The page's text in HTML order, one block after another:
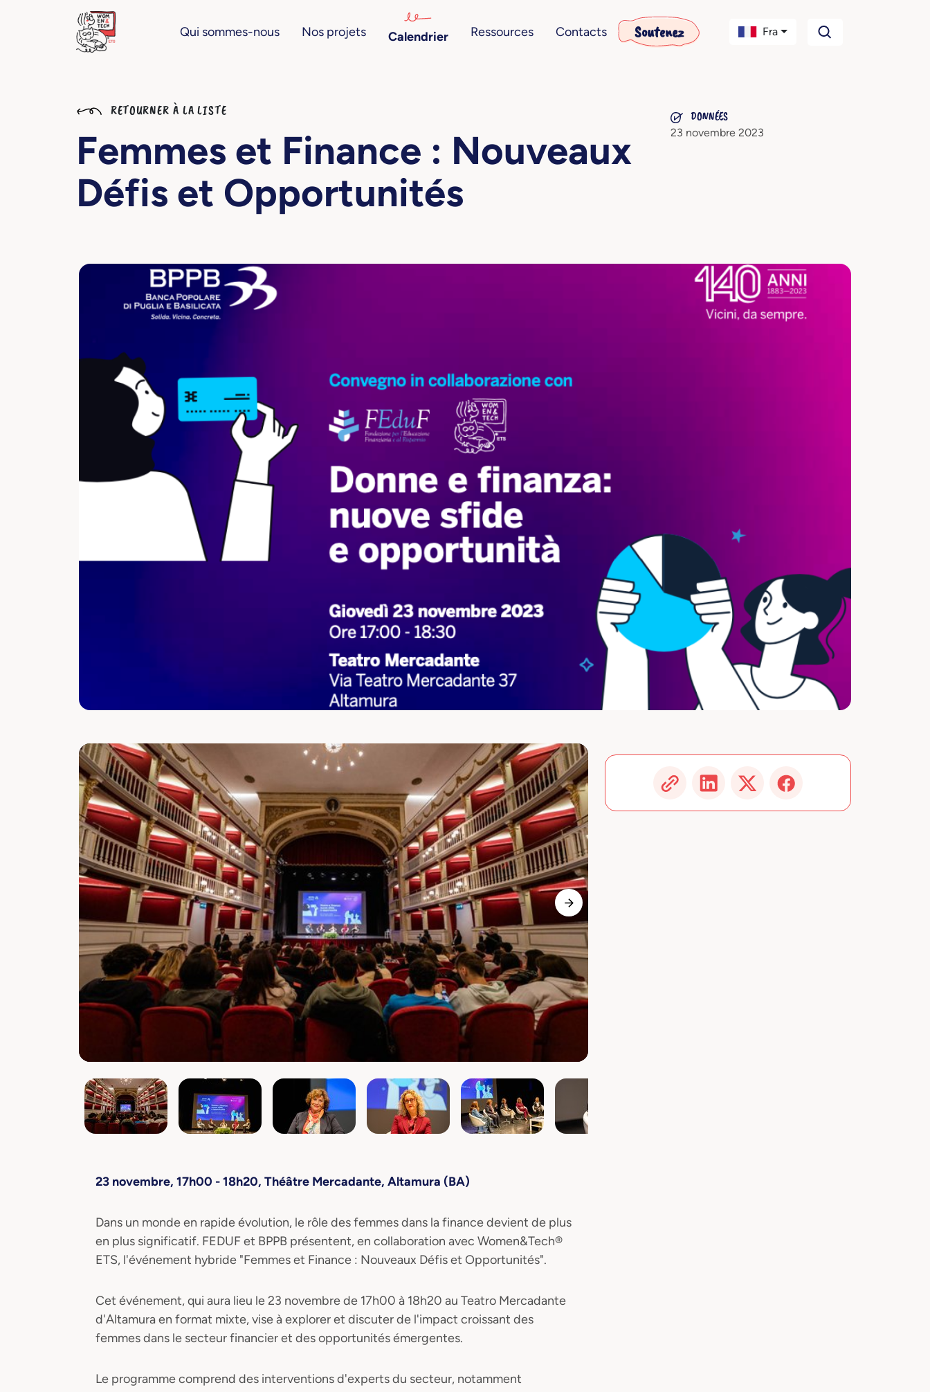
Qui sommes-nous Nos projets Calendrier Ressources Contacts Soutenez Fra
RETOURNER À LA LISTE
Femmes et Finance : Nouveaux
Défis et Opportunités
DONNÉES
23 novembre 2023
Image précédente
23 novembre, 17h00 - 18h20, Théâtre Mercadante, Altamura (BA)
Dans un monde en rapide évolution, le rôle des femmes dans la finance devient de plus
en plus significatif. FEDUF et BPPB présentent, en collaboration avec Women&Tech®
ETS, l'événement hybride "Femmes et Finance : Nouveaux Défis et Opportunités".
Cet événement, qui aura lieu le 23 novembre de 17h00 à 18h20 au Teatro Mercadante
d'Altamura en format mixte, vise à explorer et discuter de l'impact croissant des
femmes dans le secteur financier et des opportunités émergentes.
Le programme comprend des interventions d'experts du secteur, notamment